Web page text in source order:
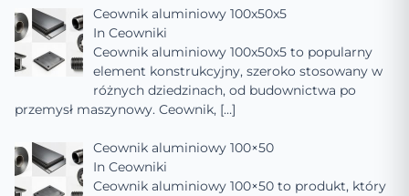
Ceownik aluminiowy 100x50x5
In Ceowniki
Ceownik aluminiowy 100x50x5 to popularny
element konstrukcyjny, szeroko stosowany w
różnych dziedzinach, od budownictwa po
przemysł maszynowy. Ceownik, […]
Ceownik aluminiowy 100×50
In Ceowniki
Ceownik aluminiowy 100×50 to produkt, który